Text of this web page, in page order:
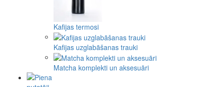
Kafijas termosi
Kafijas uzglabāšanas trauki
Matcha komplekti un aksesuāri